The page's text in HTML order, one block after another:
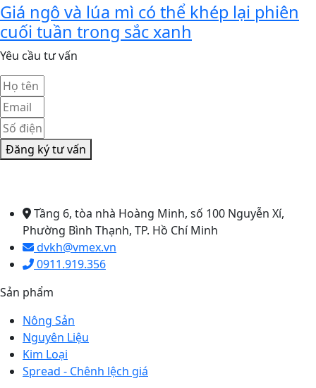
Giá ngô và lúa mì có thể khép lại phiên
cuối tuần trong sắc xanh
Yêu cầu tư vấn
Đăng ký tư vấn
Tầng 6, tòa nhà Hoàng Minh, số 100 Nguyễn Xí,
Phường Bình Thạnh, TP. Hồ Chí Minh
dvkh@vmex.vn
0911.919.356
Sản phẩm
Nông Sản
Nguyên Liệu
Kim Loại
Spread - Chênh lệch giá